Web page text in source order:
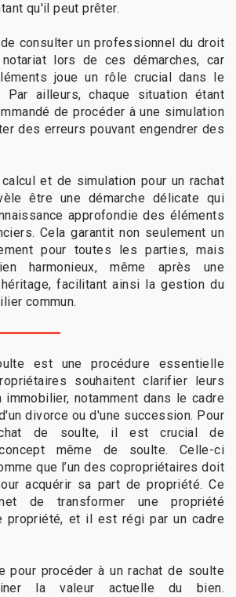
qu'il peut prêter.
de consulter un professionnel du droit
lors de ces démarches, car
joue un rôle crucial dans le
Par ailleurs, chaque situation étant
de procéder à une simulation
des erreurs pouvant engendrer des
et de simulation pour un rachat
être une démarche délicate qui
approfondie des éléments
Cela garantit non seulement un
pour toutes les parties, mais
harmonieux, même après une
facilitant ainsi la gestion du
commun.
est une procédure essentielle
souhaitent clarifier leurs
notamment dans le cadre
divorce ou d'une succession. Pour
de soulte, il est crucial de
même de soulte. Celle-ci
que l’un des copropriétaires doit
acquérir sa part de propriété. Ce
de transformer une propriété
propriété, et il est régi par un cadre
pour procéder à un rachat de soulte
la valeur actuelle du bien.